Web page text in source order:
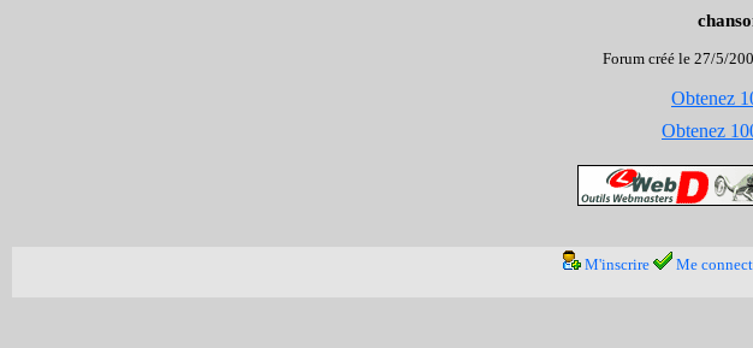
Forum créé le 27/5/
Obtenez
Obtenez
M'inscrire Me